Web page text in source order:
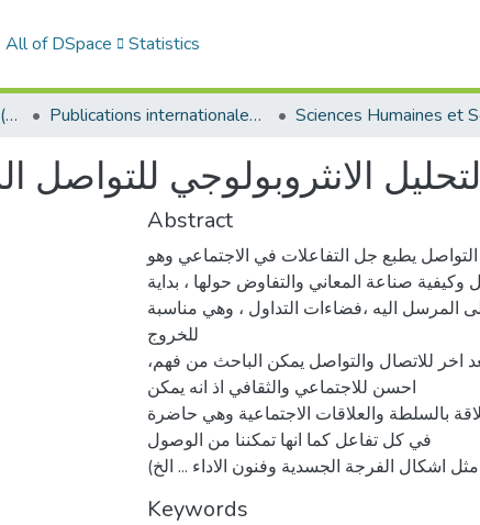
All of DSpace Statistics
Publications scientifiques (Laboratoires) Publications internationales - منشورات دولية
الانثروبولوجي
Abstract
يطبع جل التفاعلات في الاجتماعي وهو
صناعة المعاني والتفاوض حولها ، بداية
المرسل اليه ،فضاءات التداول ، وهي مناسبة
للخروج
،من النمط الهندس الخطي واعطاء بعد اخر للاتصال والتواصل يمكن الباحث من فهم
احسن للاجتماعي والثقافي اذ انه يمكن
بالسلطة والعلاقات الاجتماعية وهي حاضرة
في كل تفاعل كما انها تمكننا من الوصول
اشكال الفرجة الجسدية وفنون الاداء ... الخ
Keywords